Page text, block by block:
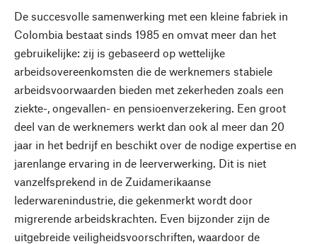
De succesvolle samenwerking met een kleine fabriek in
Colombia bestaat sinds 1985 en omvat meer dan het
gebruikelijke: zij is gebaseerd op wettelijke
arbeidsovereenkomsten die de werknemers stabiele
arbeidsvoorwaarden bieden met zekerheden zoals een
ziekte-, ongevallen- en pensioenverzekering. Een groot
deel van de werknemers werkt dan ook al meer dan 20
jaar in het bedrijf en beschikt over de nodige expertise en
jarenlange ervaring in de leerverwerking. Dit is niet
vanzelfsprekend in de Zuidamerikaanse
lederwarenindustrie, die gekenmerkt wordt door
migrerende arbeidskrachten. Even bijzonder zijn de
uitgebreide veiligheidsvoorschriften, waardoor de